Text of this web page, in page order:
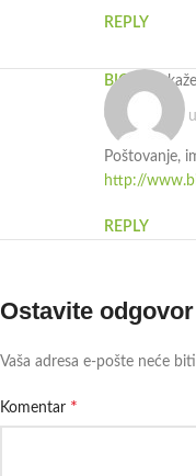
REPLY
BIOTEO
06.05.2025.
Poštovanje,
http://
REPLY
Ostavite odgovor
Vaša adresa e-pošte neće
Komentar *